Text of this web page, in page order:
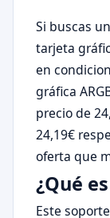
Si buscas
tarjeta
en
gráfica
precio de
24,19€
oferta que
¿Qué
Este